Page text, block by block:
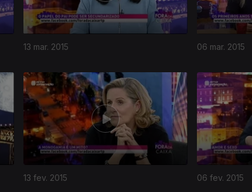
13 mar. 2015 06 mar. 2015
13 fev. 2015 06 fev. 2015